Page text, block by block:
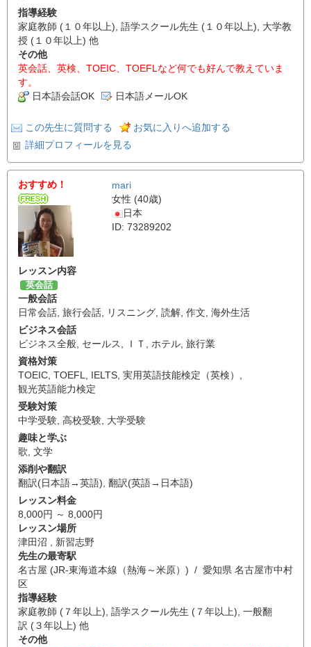
指導経験
家庭教師 (１０年以上), 語学スクール先生 (１０年以上), 大学教
授 (１０年以上) 他
その他
英会話、英検、TOEIC、TOEFLなど何でも好んで教えていま
す。
日本語会話OK
日本語メールOK
この先生に質問する
お気に入りへ追加する
詳細プロフィールを見る
おすすめ！
mari
女性 (40歳)
日本
ID: 73289202
レッスン内容
英会話
一般会話
日常会話, 旅行会話, リスニング, 読解, 作文, 海外生活
ビジネス会話
ビジネス全般, セールス, ＩＴ , ホテル, 旅行業
資格対策
TOEIC, TOEFL, IELTS, 実用英語技能検定（英検） ,
観光英語能力検定
受験対策
中学受験, 高校受験, 大学受験
趣味と学ぶ
歌, 文学
添削や翻訳
翻訳(日本語→英語), 翻訳(英語→日本語)
レッスン料金
8,000円 ～ 8,000円
レッスン場所
津田沼 , 新習志野
先生の最寄駅
名古屋 (JR-東海道本線（熱海～米原）) / 愛知県 名古屋市中村
区
指導経験
家庭教師 (７年以上), 語学スクール先生 (７年以上), 一般翻
訳 (３年以上) 他
その他